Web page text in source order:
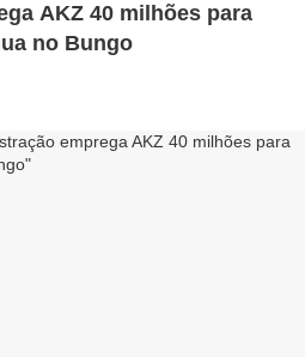
AKZ 40 milhões para
no Bungo